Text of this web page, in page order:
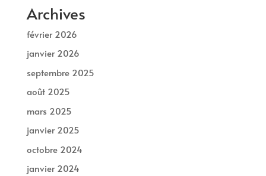
Archives
février 2026
janvier 2026
septembre 2025
août 2025
mars 2025
janvier 2025
octobre 2024
janvier 2024